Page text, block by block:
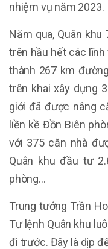
nhiệm vụ năm 2023.
Năm qua, Quân
trên hầu hết các
thành 267 km
trên khai xây dựng
giới đã được nâng
liền kề Đồn Biên
với 375 căn nhà
Quân khu đầu tư
phòng...
Trung tướng Trần
Tư lệnh Quân khu
đi trước. Đây là dịp